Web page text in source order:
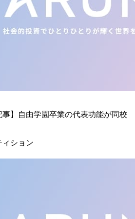
事】自由学園卒業の代表功能が同校
ィション